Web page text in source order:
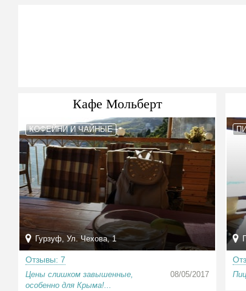
Кафе Мольберт
КОФЕЙНИ И ЧАЙНЫЕ
Гурзуф, Ул. Чехова, 1
Отзывы: 7
Цены слишком завышенные,
особенно для Крыма!...
08/05/2017